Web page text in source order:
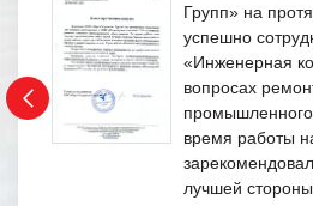
Групп» на
успешно
«Инженерная
вопросах
время работы
лучшей